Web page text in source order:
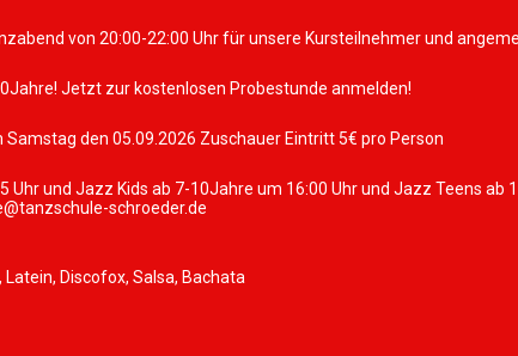
von 20:00-22:00 Uhr für unsere Kursteilnehmer und
Jetzt zur kostenlosen Probestunde anmelden!
den 05.09.2026 Zuschauer Eintritt 5€ pro Person
Uhr und Jazz Kids ab 7-10Jahre um 16:00 Uhr und Jazz Teens
schroeder.de
Discofox, Salsa, Bachata